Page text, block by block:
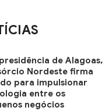
de Alagoas,
Nordeste firma
para impulsionar
entre os
negócios